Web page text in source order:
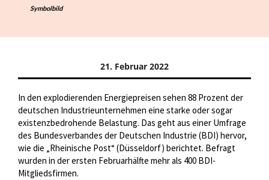
Symbolbild
21. Februar 2022
In den explodierenden Energiepreisen sehen 88 Prozent der
deutschen Industrieunternehmen eine starke oder sogar
existenzbedrohende Belastung. Das geht aus einer Umfrage
des Bundesverbandes der Deutschen Industrie (BDI) hervor,
wie die „Rheinische Post“ (Düsseldorf) berichtet. Befragt
wurden in der ersten Februarhälfte mehr als 400 BDI-
Mitgliedsfirmen.